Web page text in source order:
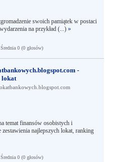
swoich pamiątek w postaci
na przykład (...) »
0 (0 głosów)
-
lokat
temat finansów osobistych i
zestawienia najlepszych lokat, ranking
0 (0 głosów)